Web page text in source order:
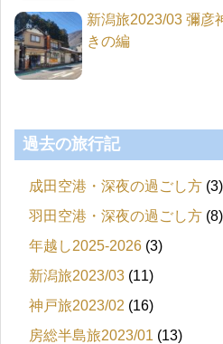
新潟旅2023/03 彌彦
きの編
過去の旅行記
成田空港・深夜の過ごし方 (3)
羽田空港・深夜の過ごし方 (8)
年越し2025-2026 (3)
新潟旅2023/03 (11)
神戸旅2023/02 (16)
房総半島旅2023/01 (13)